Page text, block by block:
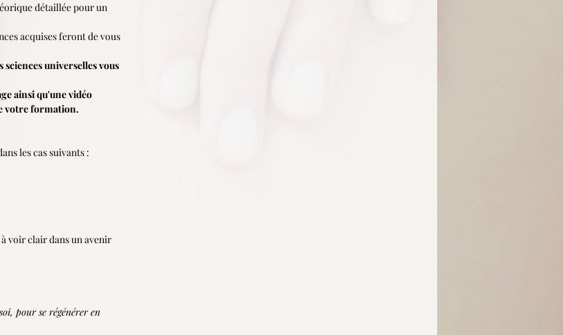
détaillée pour un
acquises feront de vous
universelles vous
ainsi qu'une vidéo
votre formation.
les cas suivants :
voir clair dans un avenir
pour se régénérer en